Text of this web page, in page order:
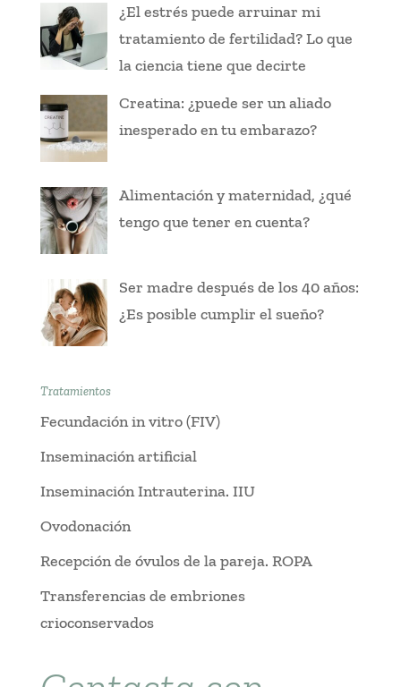
¿El estrés puede arruinar mi
tratamiento de fertilidad? Lo que
la ciencia tiene que decirte
Creatina: ¿puede ser un aliado
inesperado en tu embarazo?
Alimentación y maternidad, ¿qué
tengo que tener en cuenta?
Ser madre después de los 40 años:
¿Es posible cumplir el sueño?
Tratamientos
Fecundación in vitro (FIV)
Inseminación artificial
Inseminación Intrauterina. IIU
Ovodonación
Recepción de óvulos de la pareja. ROPA
Transferencias de embriones
crioconservados